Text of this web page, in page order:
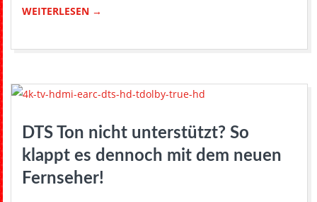
WEITERLESEN →
DTS Ton nicht unterstützt? So
klappt es dennoch mit dem neuen
Fernseher!